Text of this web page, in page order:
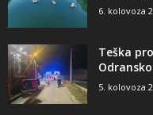
6. kolovoza
Teška
5. kolovoza